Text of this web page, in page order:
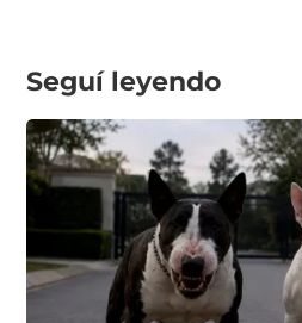
Seguí leyendo